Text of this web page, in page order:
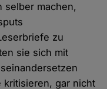
selber machen,
zu
sie sich mit
kritisieren, gar nicht